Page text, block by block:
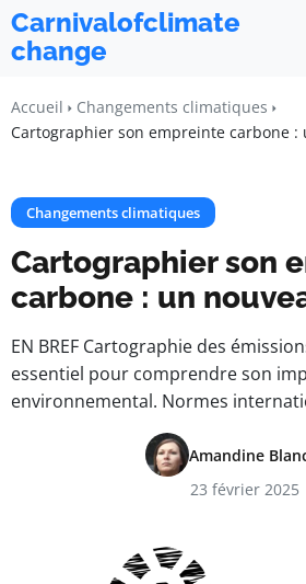
Carnivalofclimate
change
Accueil
Changements climatiques
Cartographier son empreinte carbone :
Changements climatiques
Cartographier son
carbone : un
EN BREF Cartographie des
essentiel pour comprendre son
environnemental. Normes
Amandine
23 février 2025